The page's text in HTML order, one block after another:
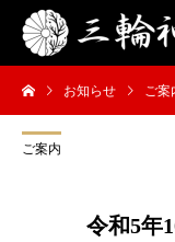
お知らせ ご案
ご案内
令和5年